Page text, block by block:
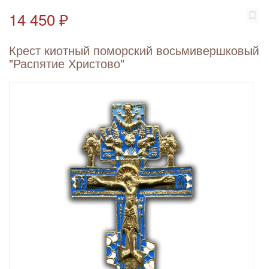
14 450 ₽
Крест киотный поморский восьмивершковый
"Распятие Христово"